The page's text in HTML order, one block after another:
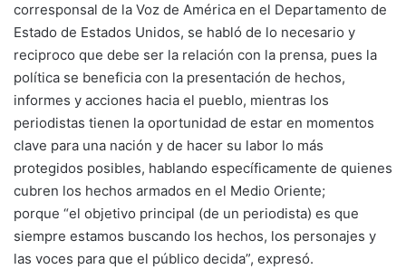
corresponsal de la Voz de América en el Departamento de
Estado de Estados Unidos, se habló de lo necesario y
reciproco que debe ser la relación con la prensa, pues la
política se beneficia con la presentación de hechos,
informes y acciones hacia el pueblo, mientras los
periodistas tienen la oportunidad de estar en momentos
clave para una nación y de hacer su labor lo más
protegidos posibles, hablando específicamente de quienes
cubren los hechos armados en el Medio Oriente;
porque “el objetivo principal (de un periodista) es que
siempre estamos buscando los hechos, los personajes y
las voces para que el público decida”, expresó.